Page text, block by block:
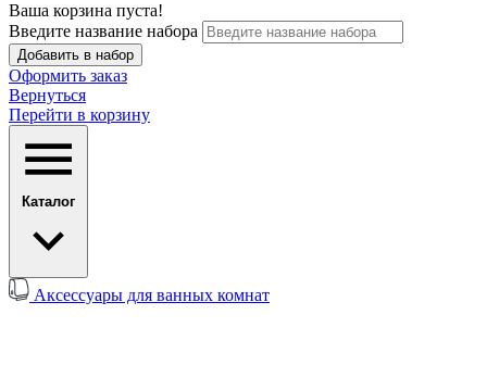
Ваша корзина пуста!
Введите название набора
Добавить в набор
Оформить заказ
Вернуться
Перейти в корзину
Каталог
Аксессуары для ванных комнат